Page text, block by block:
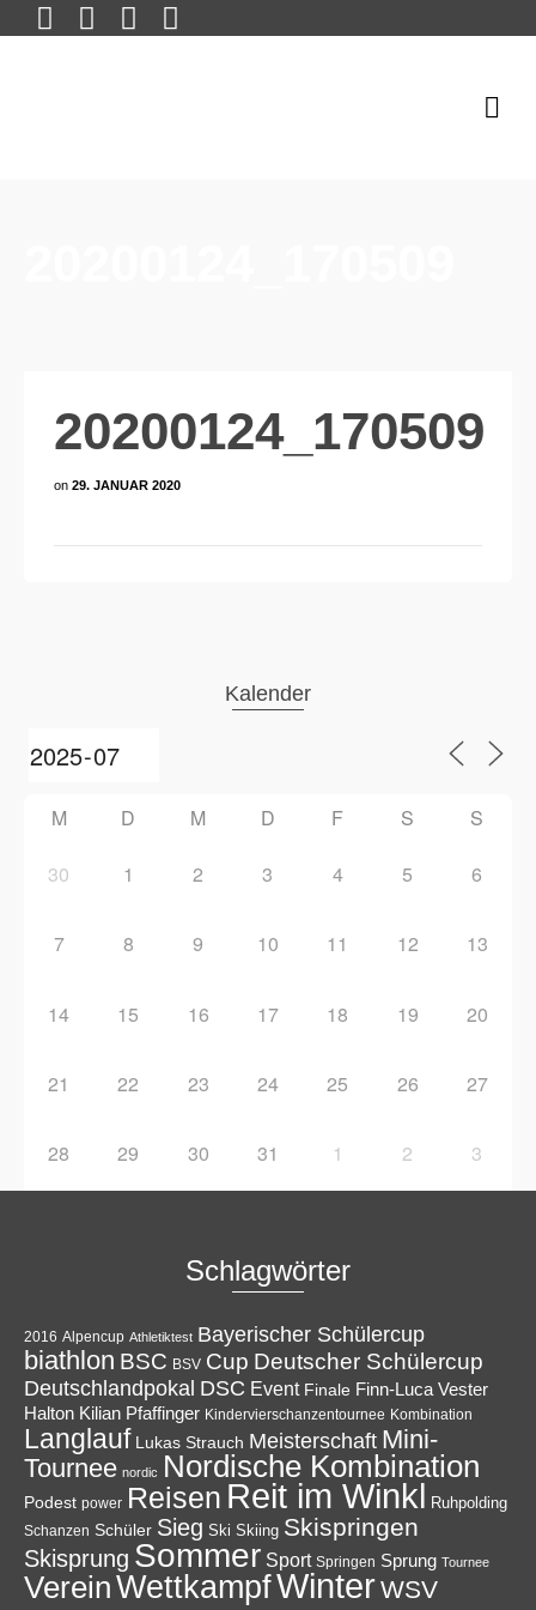
20200124_170509
on 29. JANUAR 2020
Kalender
M D M D F S S
30 1 2 3 4 5 6
7 8 9 10 11 12 13
14 15 16 17 18 19 20
21 22 23 24 25 26 27
28 29 30 31 1 2 3
Schlagwörter
2016 Alpencup Athletiktest Bayerischer Schülercup
biathlon BSC BSV Cup Deutscher Schülercup
Deutschlandpokal DSC Event Finale Finn-Luca Vester
Halton Kilian Pfaffinger Kindervierschanzentournee Kombination
Langlauf Lukas Strauch Meisterschaft Mini-
Tournee nordic Nordische Kombination
Podest power Reisen Reit im Winkl Ruhpolding
Schanzen Schüler Sieg Ski Skiing Skispringen
Skisprung Sommer Sport Springen Sprung Tournee
VereinWettkampfWinterWSV